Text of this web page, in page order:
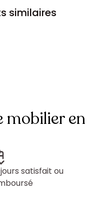
similaires
mobilier en
satisfait ou